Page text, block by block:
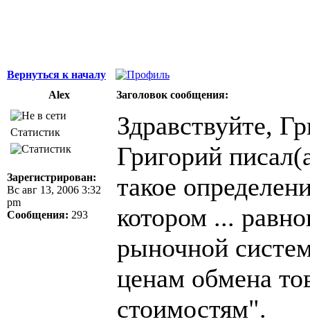
Вернуться к началу
Alex
Заголовок сообщения:
Статистик
Зарегистрирован:
Вс авг 13, 2006 3:32
pm
Сообщения: 293
Здравствуйте,
Григорий
такое
котором ...
рыночной
ценам обмена
стоимостям".